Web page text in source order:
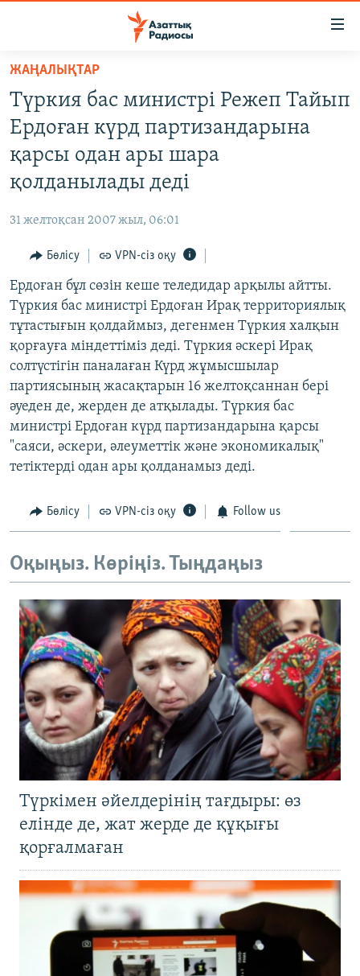
Skip
main
content
Skip
to
main
Skip
Search
ЖАҢАЛЫҚТАР
САЯСАТ
AZATTYQTV
ӘЛЕУМЕТ
ӘЛЕМ
АРНАЙЫ ЖОБАЛАР
Русский
ЖАЗЫЛЫҢЫЗ
Басқа тілдерде
ЖАҢАЛЫҚТАР
Түркия бас министрі Режеп Тайып
Ердоған күрд партизандарына
қарсы одан ары шара
қолданылады деді
31 желтоқсан 2007 жыл, 06:01
Бөлісу VPN-сіз оқу
Ердоған бұл сөзін кеше теледидар арқылы айтты.
Түркия бас министрі Ердоған Ирақ территориялық
тұтастығын қолдаймыз, дегенмен Түркия халқын
қорғауға міндеттіміз деді. Түркия әскері Ирақ
солтүстігін паналаған Күрд жұмысшылар
партиясының жасақтарын 16 желтоқсаннан бері
әуеден де, жерден де атқылады. Түркия бас
министрі Ердоған күрд партизандарына қарсы
"саяси, әскери, әлеуметтік және экономикалық"
тетіктерді одан ары қолданамыз деді.
Бөлісу VPN-сіз оқу Follow us
Оқыңыз. Көріңіз. Тыңдаңыз
Түркімен әйелдерінің тағдыры: өз
елінде де, жат жерде де құқығы
қорғалмаған